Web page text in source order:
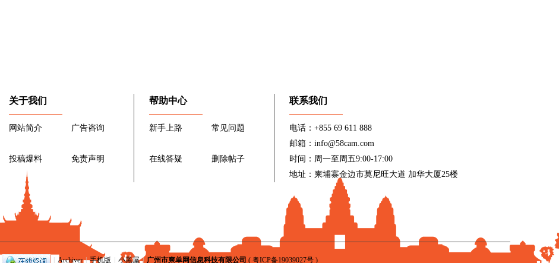
关于我们
网站简介 广告咨询
投稿爆料 免责声明
帮助中心
新手上路 常见问题
在线答疑 删除帖子
联系我们
电话：+855 69 611 888
邮箱：info@58cam.com
时间：周一至周五9:00-17:00
地址：柬埔寨金边市莫尼旺大道 加华大厦25楼
Archiver | 手机版 小黑屋 | 广州市柬单网信息科技有限公司 ( 粤ICP备19039027号)